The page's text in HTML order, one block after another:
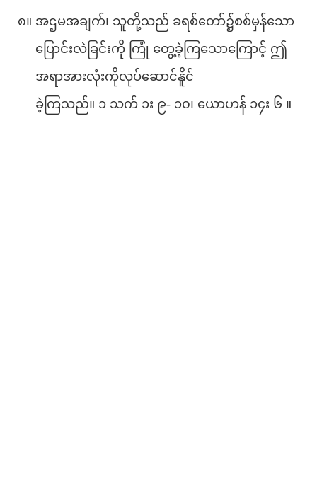
၈။ အဌမအချက်၊ သူတို့သည် ခရစ်တော်၌စစ်မှန်သော
ပြောင်းလဲခြင်းကို ကြုံ တွေ့ခဲ့ကြသောကြောင့် ဤ
အရာအားလုံးကိုလုပ်ဆောင်နိူင်
ခဲ့ကြသည်။ ၁ သက် ၁း ၉- ၁၀၊ ယောဟန် ၁၄း ၆ ။